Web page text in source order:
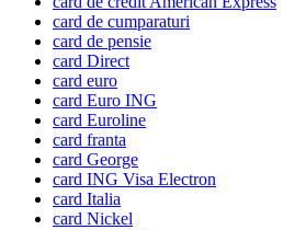
card de cumparaturi
card de pensie
card Direct
card euro
card Euro ING
card Euroline
card franta
card George
card ING Visa Electron
card Italia
card Nickel